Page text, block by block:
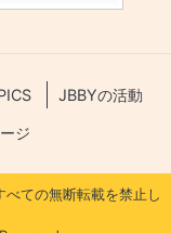
JBBYの活動
ジ
ての無断転載を禁止し